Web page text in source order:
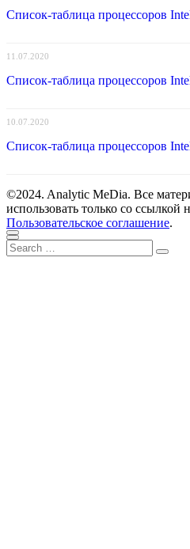
Список-таблица процессоров
11.07.2020
Список-таблица процессоров
10.07.2020
Список-таблица процессоров
©2024. Analytic MeDia. Все
использовать только со ссылкой
Пользовательское соглашение.
Scroll
to
Close
Search
for:
Search